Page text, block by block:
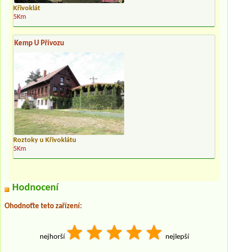
Křivoklát
5Km
Kemp U Přívozu
Roztoky u Křivoklátu
5Km
Hodnocení
Ohodnoťte teto zařízení:
nejhorší nejlepší